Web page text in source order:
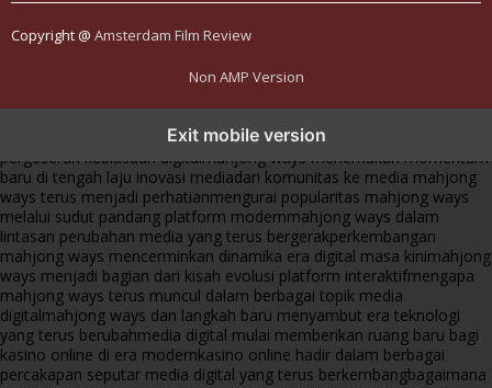
Copyright @ Amsterdam Film Review
Non AMP Version
Exit mobile version
fenomena mahjong ways muncul bersama
pergeseran kebiasaan digitalmahjong ways menemukan momentum
baru di tengah laju inovasi mediadari komunitas ke media mahjong
ways terus menjadi perhatianmengurai popularitas mahjong ways
melalui sudut pandang platform modernmahjong ways dalam
lintasan perubahan media yang terus bergerakperkembangan
mahjong ways mencerminkan dinamika era digital masa kinimahjong
ways menjadi bagian dari kisah evolusi platform interaktifmengapa
mahjong ways terus muncul dalam berbagai topik media
digitalmahjong ways dan langkah baru menyambut era teknologi
yang terus berubahmedia digital mulai memberikan ruang baru bagi
kasino online di era modernkasino online hadir dalam berbagai
percakapan seputar media digital yang terus berkembangbagaimana